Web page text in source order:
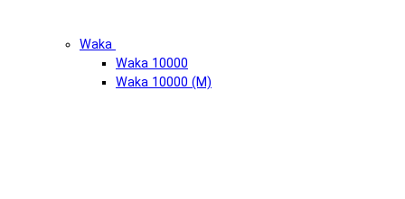
Waka
Waka 10000
Waka 10000 (М)